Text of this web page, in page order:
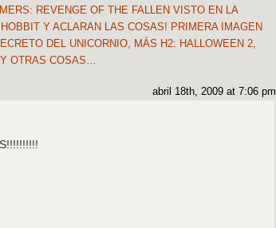
REVENGE OF THE FALLEN VISTO EN LA
Y ACLARAN LAS COSAS! PRIMERA IMAGEN
DEL UNICORNIO, MÁS H2: HALLOWEEN 2,
Y OTRAS COSAS…
abril 18th, 2009 at 7:06 pm